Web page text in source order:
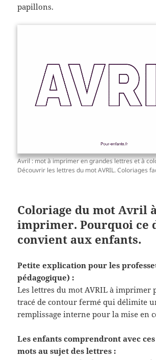
papillons.
Avril : mot à imprimer en grandes lettres et à
Découvrir les lettres du mot AVRIL. Coloriages
Coloriage du mot Avril
imprimer. Pourquoi ce
convient aux enfants.
Petite explication pour les
pédagogique) :
Les lettres du mot AVRIL à imprimer
tracé de contour fermé qui délimite
remplissage interne pour la mise en
Les enfants comprendront avec
mots au sujet des lettres :